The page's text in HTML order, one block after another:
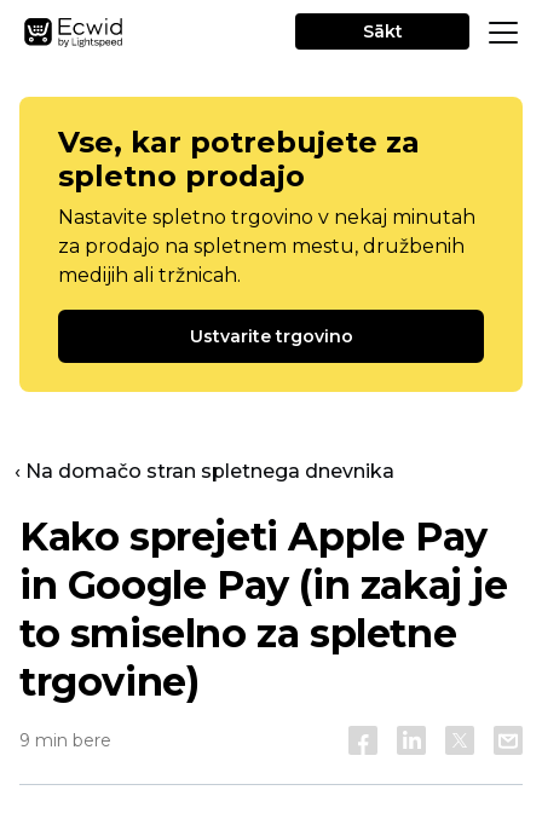
Sākt
Vse, kar potrebujete za
spletno prodajo
Nastavite spletno trgovino v nekaj minutah
za prodajo na spletnem mestu, družbenih
medijih ali tržnicah.
Ustvarite trgovino
‹ Na domačo stran spletnega dnevnika
Kako sprejeti Apple Pay
in Google Pay (in zakaj je
to smiselno za spletne
trgovine)
9 min bere